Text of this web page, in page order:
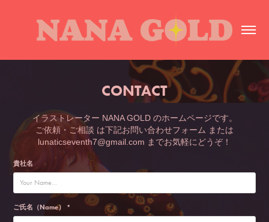
CONTACT
イラストレーター NANA GOLD のホームページです。
ご依頼・ご相談 は下記お問い合わせフォーム または
lunaticseventh7@gmail.com までお気軽にどうぞ！
貴社名
ご氏名（Name） *